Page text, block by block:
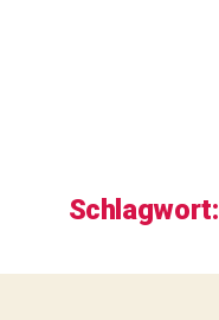
Schlagwort: